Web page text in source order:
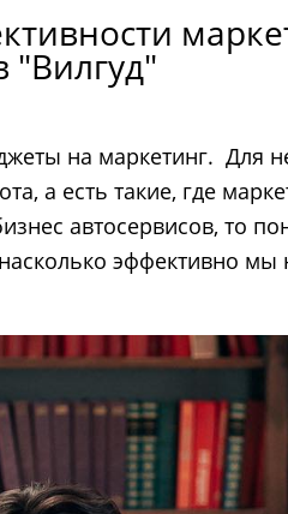
"Вилгуд"
на маркетинг. Для
а есть такие, где
автосервисов, то
эффективно мы